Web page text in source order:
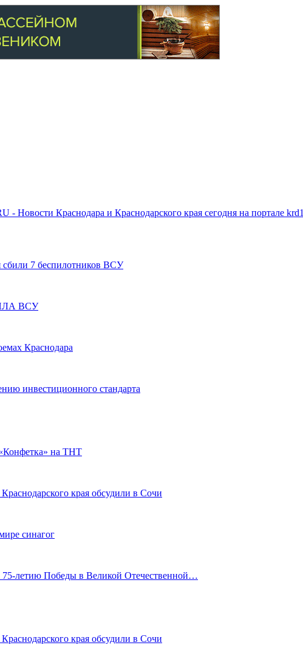
- Новости Краснодара и Краснодарского края сегодня на портале krd1
сбили 7 беспилотников ВСУ
ВСУ
Краснодара
инвестиционного стандарта
на ТНТ
края обсудили в Сочи
синагог
75-летию Победы в Великой Отечественной…
края обсудили в Сочи